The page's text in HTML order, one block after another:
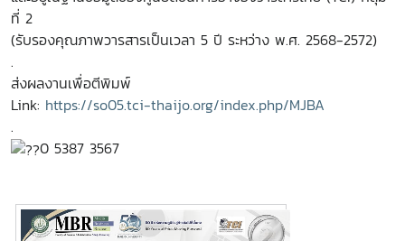
ที่ 2
(รับรองคุณภาพวารสารเป็นเวลา 5 ปี ระหว่าง พ.ศ. 2568-2572)
.
ส่งผลงานเพื่อตีพิมพ์
Link: https://so05.tci-thaijo.org/index.php/MJBA
.
0 5387 3567